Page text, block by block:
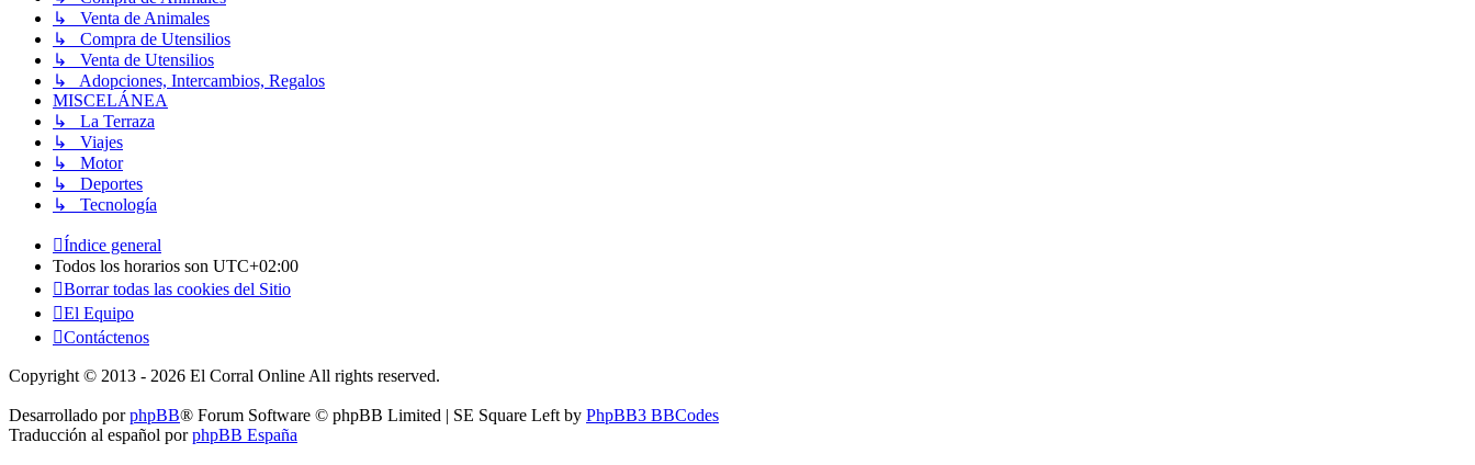
↳ Venta de Animales
↳ Compra de Utensilios
↳ Venta de Utensilios
↳ Adopciones, Intercambios, Regalos
MISCELÁNEA
↳ La Terraza
↳ Viajes
↳ Motor
↳ Deportes
↳ Tecnología
Índice general
Todos los horarios son UTC+02:00
Borrar todas las cookies del Sitio
El Equipo
Contáctenos
Copyright © 2013 - 2026 El Corral Online All rights reserved.
Desarrollado porphpBB® Forum Software © phpBB Limited | SE Square Left by PhpBB3 BBCodes
Traducción al español porphpBB España